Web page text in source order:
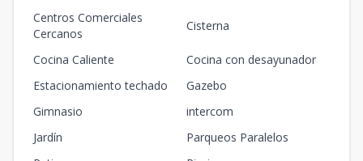
Centros Comerciales
Cercanos
Cisterna
Cocina Caliente
Cocina con desayunador
Estacionamiento techado
Gazebo
Gimnasio
intercom
Jardín
Parqueos Paralelos